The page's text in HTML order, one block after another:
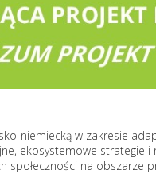
niemiecką w zakresie
ekosystemowe
na obszarze